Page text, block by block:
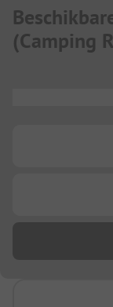
(Camping